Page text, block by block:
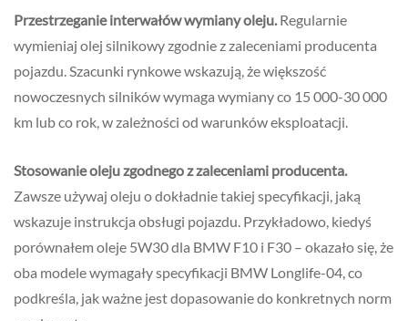
Przestrzeganie interwałów wymiany oleju. Regularnie
wymieniaj olej silnikowy zgodnie z zaleceniami producenta
pojazdu. Szacunki rynkowe wskazują, że większość
nowoczesnych silników wymaga wymiany co 15 000-30 000
km lub co rok, w zależności od warunków eksploatacji.
Stosowanie oleju zgodnego z zaleceniami producenta.
Zawsze używaj oleju o dokładnie takiej specyfikacji, jaką
wskazuje instrukcja obsługi pojazdu. Przykładowo, kiedyś
porównałem oleje 5W30 dla BMW F10 i F30 – okazało się, że
oba modele wymagały specyfikacji BMW Longlife-04, co
podkreśla, jak ważne jest dopasowanie do konkretnych norm